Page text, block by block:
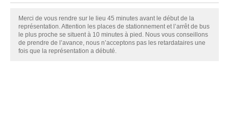
Merci de vous rendre sur le lieu 45 minutes avant le début de la
représentation. Attention les places de stationnement et l’arrêt de bus
le plus proche se situent à 10 minutes à pied. Nous vous conseillons
de prendre de l’avance, nous n’acceptons pas les retardataires une
fois que la représentation a débuté.